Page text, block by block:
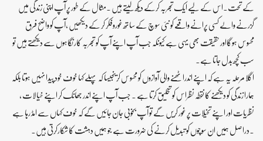
کے تحت۔اس کے لیے ایک تجربہ کرکے دیکھ لیتے ہیں ۔مثال کے طور پر آپ اپنی زندگی میں
گزرنے والے کسی پرانے واقعے کو نئی سوچ کے ساتھ غوروفکر کر کے دیکھیں ،آپ کو واضح فرق
محسوس ہوگااور حقیقت بھی یہی ہے کیونکہ جب آپ اپنے آپ کو تجربہ کار نگاہوں سے دیکھتے ہیں تو
سب کچھ بدل جاتا ہے۔
اگلا مرحلہ یہ ہے کہ اپنے اندراٹھنے والی آوازوں کو محسوس کریںجیسا کہ پہلے کہا خوف خود پیدا نہیں ہوتا بلکہ
ہمارا زندگی کو دیکھنے کا نقطہ نظراس کو تخلیق کرتا ہے ۔ جب آپ اپنے اندر جھانک کر اپنے خیالات ،
نظریات اور اپنے تخیلات پر غور کریں گے تو آپ بخوبی جان جائیں گے کہ خوف کہاں سے امڈ رہا ہے
۔دراصل ہمیں ان سوچوں کو تبدیل کرنے کی ضرورت ہے جو ہمیں دہشت کا شکارکرتی ہیں۔